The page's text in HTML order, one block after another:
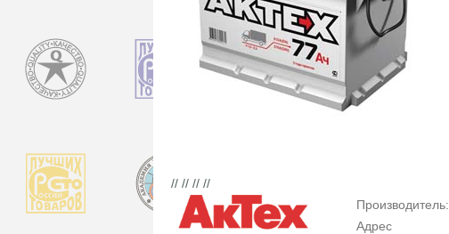
// // // //
Производитель:
Адрес